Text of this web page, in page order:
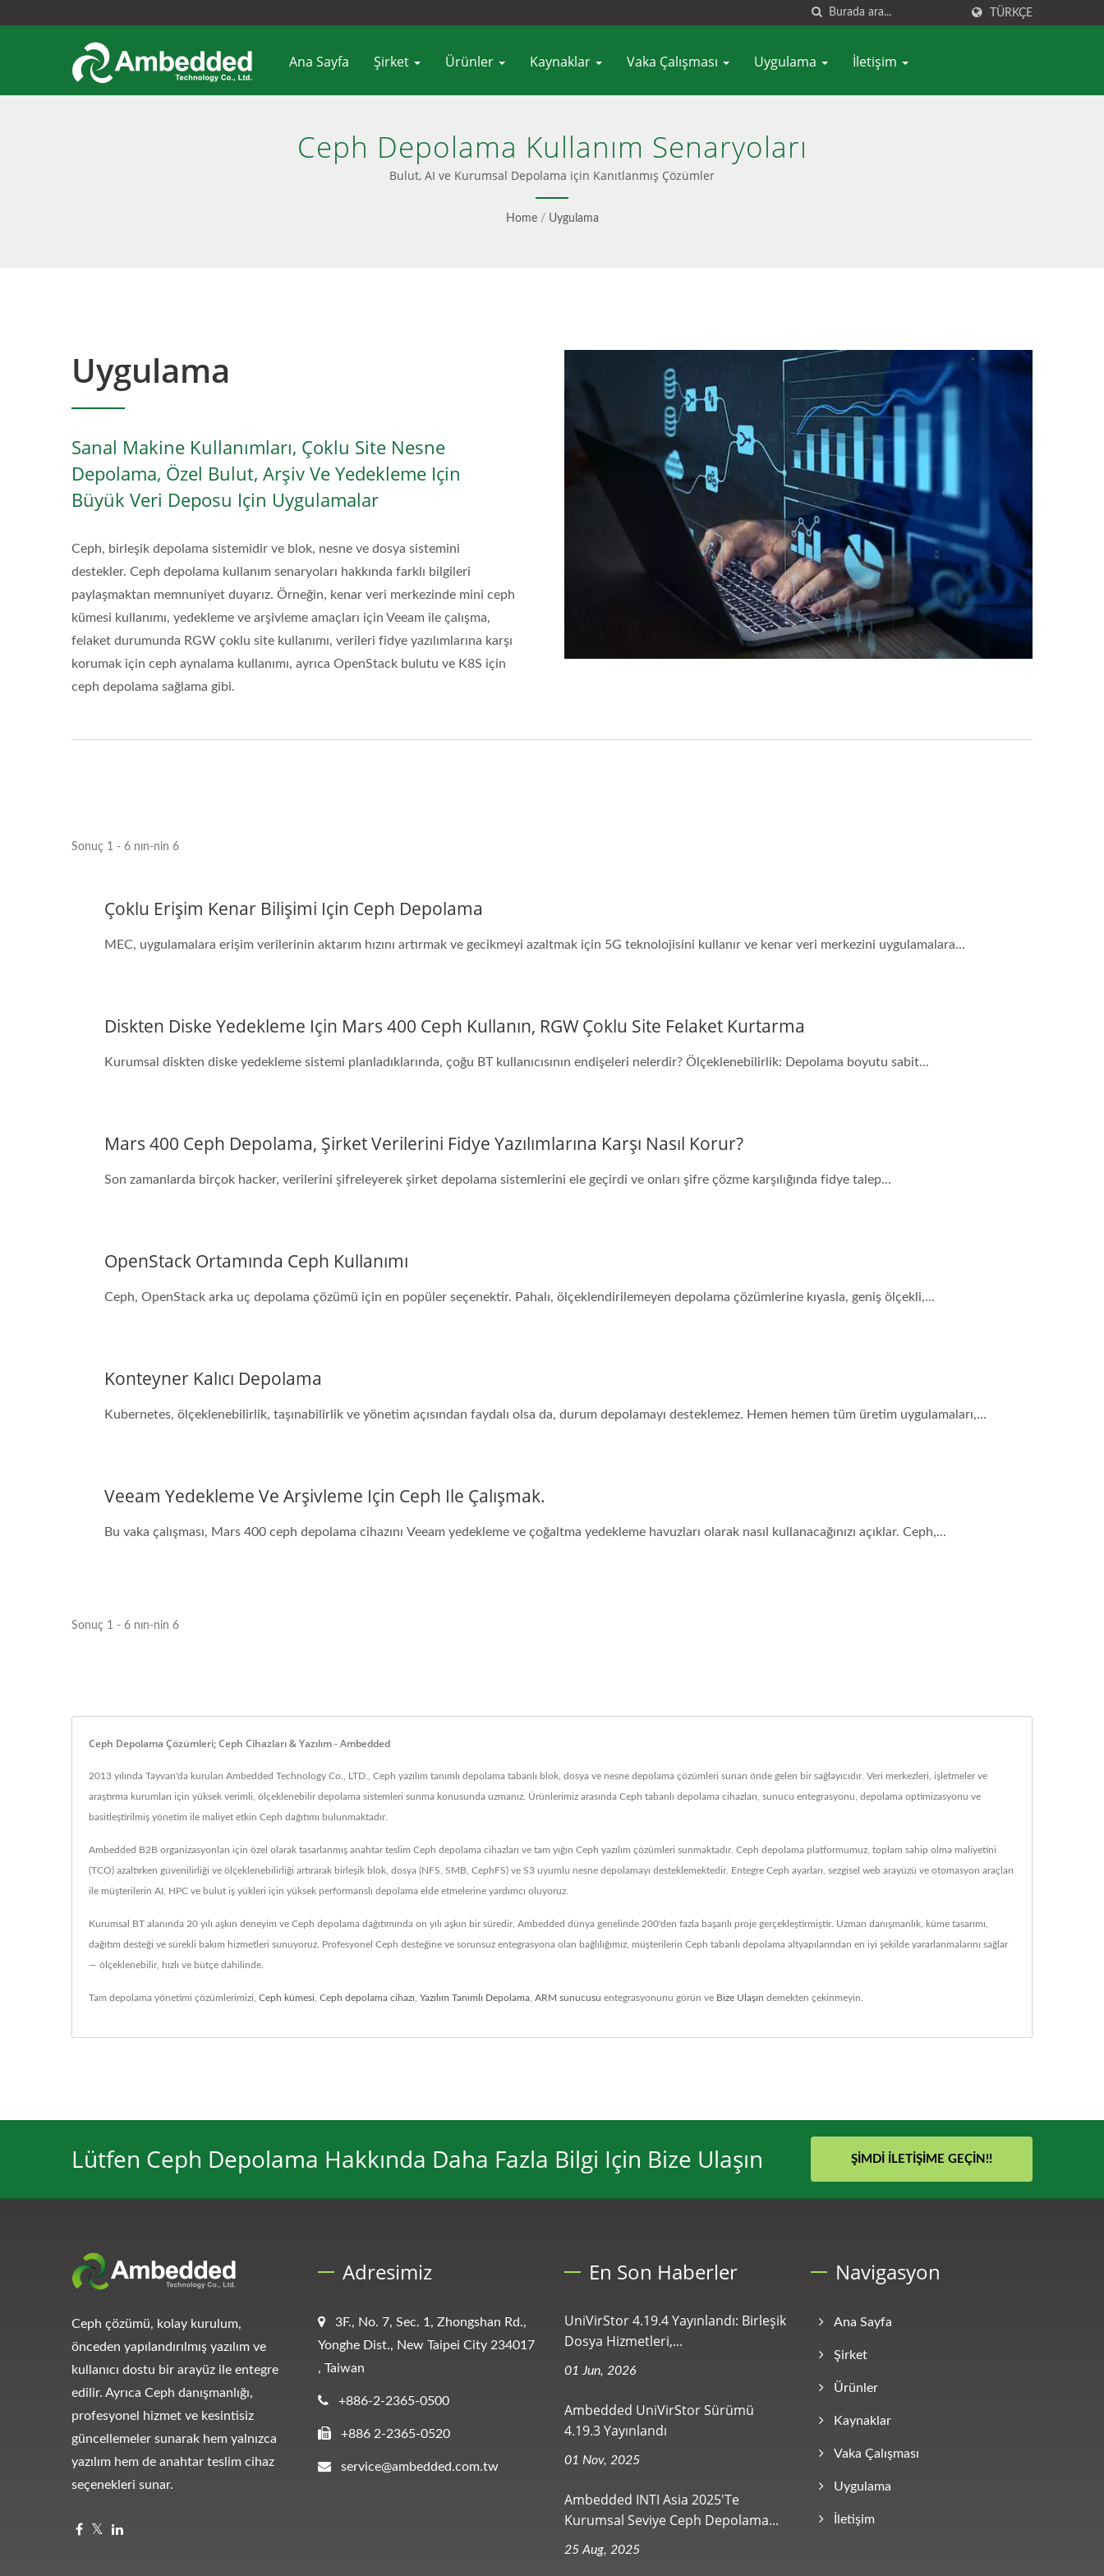
TÜRKÇE
Ana Sayfa Şirket Ürünler Kaynaklar Vaka Çalışması Uygulama İletişim
Ceph Depolama Kullanım Senaryoları
Bulut, AI ve Kurumsal Depolama için Kanıtlanmış Çözümler
Home / Uygulama
Uygulama
Sanal Makine Kullanımları, Çoklu Site Nesne
Depolama, Özel Bulut, Arşiv Ve Yedekleme Için
Büyük Veri Deposu Için Uygulamalar
Ceph, birleşik depolama sistemidir ve blok, nesne ve dosya sistemini
destekler. Ceph depolama kullanım senaryoları hakkında farklı bilgileri
paylaşmaktan memnuniyet duyarız. Örneğin, kenar veri merkezinde mini ceph
kümesi kullanımı, yedekleme ve arşivleme amaçları için Veeam ile çalışma,
felaket durumunda RGW çoklu site kullanımı, verileri fidye yazılımlarına karşı
korumak için ceph aynalama kullanımı, ayrıca OpenStack bulutu ve K8S için
ceph depolama sağlama gibi.
Sonuç 1 - 6 nın-nin 6
Çoklu Erişim Kenar Bilişimi Için Ceph Depolama
MEC, uygulamalara erişim verilerinin aktarım hızını artırmak ve gecikmeyi azaltmak için 5G teknolojisini kullanır ve kenar veri merkezini uygulamalara...
Diskten Diske Yedekleme Için Mars 400 Ceph Kullanın, RGW Çoklu Site Felaket Kurtarma
Kurumsal diskten diske yedekleme sistemi planladıklarında, çoğu BT kullanıcısının endişeleri nelerdir? Ölçeklenebilirlik: Depolama boyutu sabit...
Mars 400 Ceph Depolama, Şirket Verilerini Fidye Yazılımlarına Karşı Nasıl Korur?
Son zamanlarda birçok hacker, verilerini şifreleyerek şirket depolama sistemlerini ele geçirdi ve onları şifre çözme karşılığında fidye talep...
OpenStack Ortamında Ceph Kullanımı
Ceph, OpenStack arka uç depolama çözümü için en popüler seçenektir. Pahalı, ölçeklendirilemeyen depolama çözümlerine kıyasla, geniş ölçekli,...
Konteyner Kalıcı Depolama
Kubernetes, ölçeklenebilirlik, taşınabilirlik ve yönetim açısından faydalı olsa da, durum depolamayı desteklemez. Hemen hemen tüm üretim uygulamaları,...
Veeam Yedekleme Ve Arşivleme Için Ceph Ile Çalışmak.
Bu vaka çalışması, Mars 400 ceph depolama cihazını Veeam yedekleme ve çoğaltma yedekleme havuzları olarak nasıl kullanacağınızı açıklar. Ceph,...
Sonuç 1 - 6 nın-nin 6
Ceph Depolama Çözümleri; Ceph Cihazları & Yazılım - Ambedded
2013 yılında Tayvan'da kurulan Ambedded Technology Co., LTD., Ceph yazılım tanımlı depolama tabanlı blok, dosya ve nesne depolama çözümleri sunan önde gelen bir sağlayıcıdır. Veri merkezleri, işletmeler ve
araştırma kurumları için yüksek verimli, ölçeklenebilir depolama sistemleri sunma konusunda uzmanız. Ürünlerimiz arasında Ceph tabanlı depolama cihazları, sunucu entegrasyonu, depolama optimizasyonu ve
basitleştirilmiş yönetim ile maliyet etkin Ceph dağıtımı bulunmaktadır.
Ambedded B2B organizasyonları için özel olarak tasarlanmış anahtar teslim Ceph depolama cihazları ve tam yığın Ceph yazılım çözümleri sunmaktadır. Ceph depolama platformumuz, toplam sahip olma maliyetini
(TCO) azaltırken güvenilirliği ve ölçeklenebilirliği artırarak birleşik blok, dosya (NFS, SMB, CephFS) ve S3 uyumlu nesne depolamayı desteklemektedir. Entegre Ceph ayarları, sezgisel web arayüzü ve otomasyon araçları
ile müşterilerin AI, HPC ve bulut iş yükleri için yüksek performanslı depolama elde etmelerine yardımcı oluyoruz.
Kurumsal BT alanında 20 yılı aşkın deneyim ve Ceph depolama dağıtımında on yılı aşkın bir süredir, Ambedded dünya genelinde 200'den fazla başarılı proje gerçekleştirmiştir. Uzman danışmanlık, küme tasarımı,
dağıtım desteği ve sürekli bakım hizmetleri sunuyoruz. Profesyonel Ceph desteğine ve sorunsuz entegrasyona olan bağlılığımız, müşterilerin Ceph tabanlı depolama altyapılarından en iyi şekilde yararlanmalarını sağlar
— ölçeklenebilir, hızlı ve bütçe dahilinde.
Tam depolama yönetimi çözümlerimizi, Ceph kümesi Ceph depolama cihazı Yazılım Tanımlı Depolama ARM sunucusu entegrasyonunu görün ve Bize Ulaşın demekten çekinmeyin.
Lütfen Ceph Depolama Hakkında Daha Fazla Bilgi Için Bize Ulaşın ŞIMDI İLETIŞIME GEÇIN!!
Ceph çözümü, kolay kurulum,
önceden yapılandırılmış yazılım ve
kullanıcı dostu bir arayüz ile entegre
edilir. Ayrıca Ceph danışmanlığı,
profesyonel hizmet ve kesintisiz
güncellemeler sunarak hem yalnızca
yazılım hem de anahtar teslim cihaz
seçenekleri sunar.
Adresimiz
3F., No. 7, Sec. 1, Zhongshan Rd.,
Yonghe Dist., New Taipei City 234017
, Taiwan
+886-2-2365-0500
+886 2-2365-0520
service@ambedded.com.tw
En Son Haberler
UniVirStor 4.19.4 Yayınlandı: Birleşik
Dosya Hizmetleri,...
01 Jun, 2026
Ambedded UniVirStor Sürümü
4.19.3 Yayınlandı
01 Nov, 2025
Ambedded INTI Asia 2025'te
Kurumsal Seviye Ceph Depolama...
25 Aug, 2025
Navigasyon
Ana Sayfa
Şirket
Ürünler
Kaynaklar
Vaka Çalışması
Uygulama
İletişim